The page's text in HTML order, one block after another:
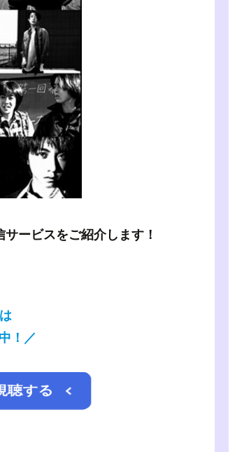
ービスをご紹介します！
！／
聴する